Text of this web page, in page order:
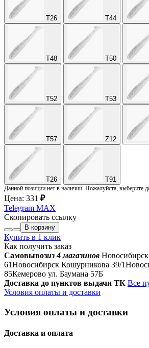
T26 T44
T48 T50
T52 T53
T57 Z12
Т26 Т91
Данной позиции нет в наличии. Пожалуйста, выберите
Цена: 331 ₽
Telegram MAX
Скопировать ссылку
В корзину
Купить в 1 клик
Как получить заказ
Самовывозиз 4 магазинов
61Новосибирск Кошурникова 39/1
85Кемерово ул. Баумана 57Б
Доставка до пунктов выдачи ТК Все
Условия оплаты и доставки
Условия оплаты и доставки
Доставка и оплата